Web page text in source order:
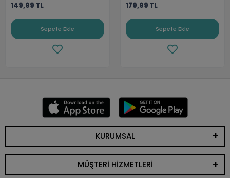
149,99 TL
Sepete Ekle
179,99 TL
Sepete Ekle
KURUMSAL
MÜŞTERİ HİZMETLERİ